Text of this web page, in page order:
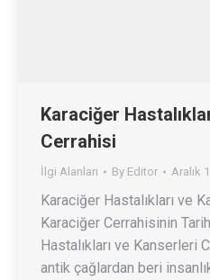
Karaciğer
Cerrahisi
İlgi Alanları By Editor Aralık
Karaciğer Hastalıkları ve
Karaciğer Cerrahisinin
Hastalıkları ve Kanserleri
antik çağlardan beri